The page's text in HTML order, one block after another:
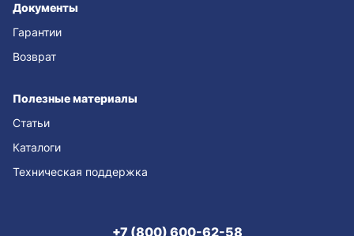
Документы
Гарантии
Возврат
Полезные материалы
Статьи
Каталоги
Техническая поддержка
+7 (800) 600-62-58